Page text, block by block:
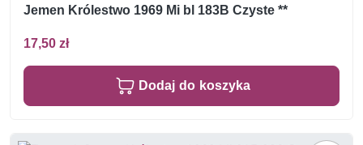
Jemen Królestwo 1969 Mi bl 183B Czyste **
17,50 zł
Dodaj do koszyka